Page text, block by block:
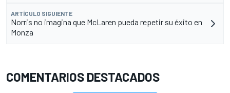
ARTÍCULO SIGUIENTE
Norris no imagina que McLaren pueda repetir su éxito en
Monza
COMENTARIOS DESTACADOS